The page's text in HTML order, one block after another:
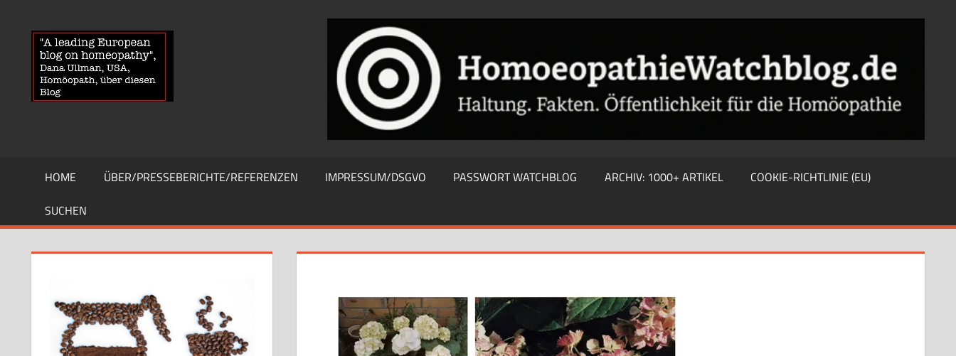
springen
HOMOEOPATHIEWATCHBLOG
News
über
Homöopathie
und
Globuli-
HOME ÜBER/PRESSEBERICHTE/REFERENZEN IMPRESSUM/DSGVO PASSWORT WATCHBLOG ARCHIV: 1000+ ARTIKEL
COOKIE-RICHTLINIE (EU)
SUCHEN